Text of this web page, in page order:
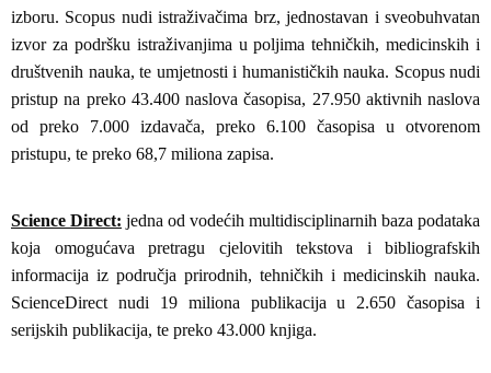
izboru. Scopus nudi istraživačima brz, jednostavan i sveobuhvatan
izvor za podršku istraživanjima u poljima tehničkih, medicinskih i
društvenih nauka, te umjetnosti i humanističkih nauka. Scopus nudi
pristup na preko 43.400 naslova časopisa, 27.950 aktivnih naslova
od preko 7.000 izdavača, preko 6.100 časopisa u otvorenom
pristupu, te preko 68,7 miliona zapisa.
Science Direct: jedna od vodećih multidisciplinarnih baza podataka
koja omogućava pretragu cjelovitih tekstova i bibliografskih
informacija iz područja prirodnih, tehničkih i medicinskih nauka.
ScienceDirect nudi 19 miliona publikacija u 2.650 časopisa i
serijskih publikacija, te preko 43.000 knjiga.